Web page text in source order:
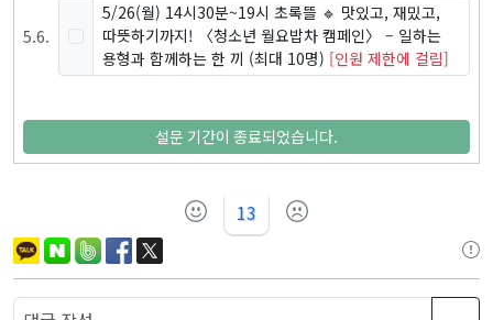
5.6.
5/26(월) 14시30분~19시 초록뜰 🔹 맛있고, 재밌고,
따뜻하기까지! 〈청소년 월요밥차 캠페인〉 – 일하는
용형과 함께하는 한 끼 (최대 10명) [인원 제한에 걸림]
설문 기간이 종료되었습니다.
13